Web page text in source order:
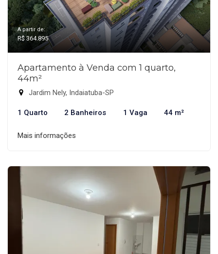
A partir de:
R$ 364.895
Apartamento à Venda com 1 quarto,
44m²
Jardim Nely, Indaiatuba-SP
1 Quarto 2 Banheiros 1 Vaga 44 m²
Mais informações